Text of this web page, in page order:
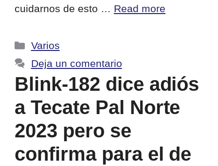
cuidarnos de esto … Read more
Categorías
Varios
Deja un comentario
Blink-182 dice adiós
a Tecate Pal Norte
2023 pero se
confirma para el de